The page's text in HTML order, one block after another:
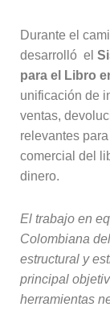
Durante el
desarrolló el
para el Libro
unificación de
ventas,
relevantes
comercial del
dinero.
El trabajo en
Colombiana
estructural y
principal
herramientas